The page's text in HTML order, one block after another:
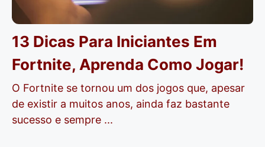
13 Dicas Para Iniciantes Em
Fortnite, Aprenda Como Jogar!
O Fortnite se tornou um dos jogos que, apesar
de existir a muitos anos, ainda faz bastante
sucesso e sempre ...